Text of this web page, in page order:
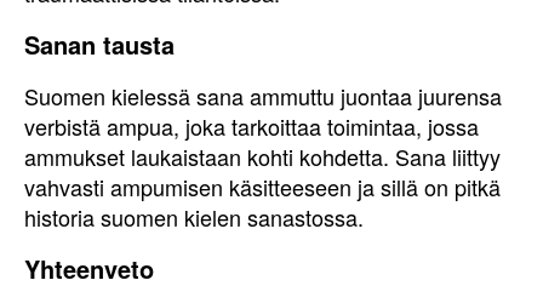
Sanan tausta
Suomen kielessä sana ammuttu juontaa juurensa
verbistä ampua, joka tarkoittaa toimintaa, jossa
ammukset laukaistaan kohti kohdetta. Sana liittyy
vahvasti ampumisen käsitteeseen ja sillä on pitkä
historia suomen kielen sanastossa.
Yhteenveto